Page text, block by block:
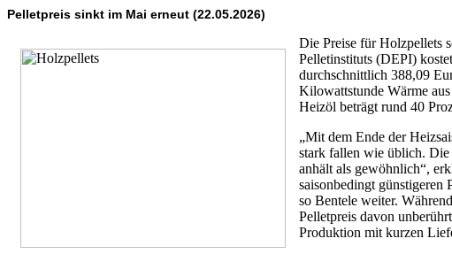
Pelletpreis sinkt im Mai erneut (22.05.2026)
Die Preise für Holzpellets
Pelletinstituts (DEPI)
durchschnittlich 388,09
Kilowattstunde Wärme
Heizöl beträgt rund 40
„Mit dem Ende der
stark fallen wie üblich. Die
anhält als gewöhnlich“,
saisonbedingt günstigeren
so Bentele weiter.
Pelletpreis davon
Produktion mit kurzen